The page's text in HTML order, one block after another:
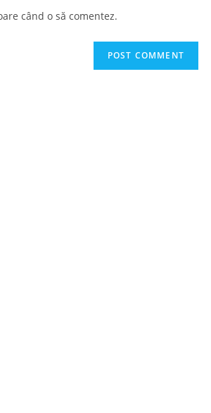
când o să comentez.